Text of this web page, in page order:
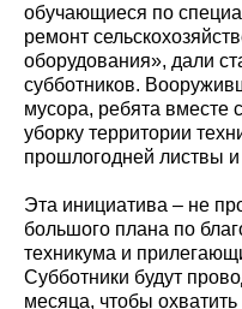
обучающиеся по
ремонт
оборудования», дали
субботников.
мусора, ребята вместе
уборку территории
прошлогодней листвы
Эта инициатива – не
большого плана по
техникума и
Субботники будут
месяца, чтобы